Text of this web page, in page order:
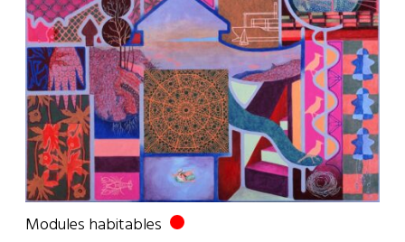
Modules habitables